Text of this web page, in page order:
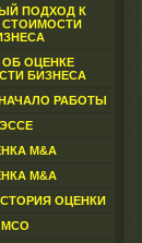
ПОДХОД К
СТОИМОСТИ
ОБ ОЦЕНКЕ
БИЗНЕСА
РАБОТЫ
ЭССЕ
M&A
M&A
ОЦЕНКИ
МСО